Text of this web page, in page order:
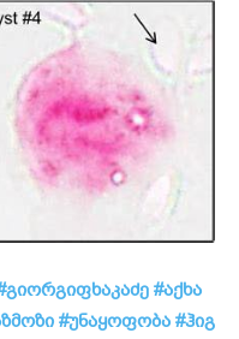
გიორგიფხაკაძე #აქხა
#უნაყოფობა #ჰიგ